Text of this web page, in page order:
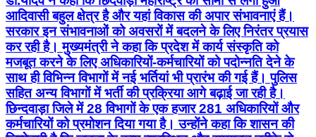
आदिवासी बहुल क्षेत्र है और यहां विकास की अपार संभावनाएं हैं।
सरकार इन संभावनाओं को अवसरों में बदलने के लिए निरंतर प्रयास
कर रही है। मुख्यमंत्री ने कहा कि प्रदेश में कार्य संस्कृति को
मजबूत करने के लिए अधिकारियों-कर्मचारियों को पदोन्नति देने के
साथ ही विभिन्न विभागों में नई भर्तियां भी प्रारंभ की गई हैं। पुलिस
सहित अन्य विभागों में भर्ती की प्रक्रिया आगे बढ़ाई जा रही है।
छिन्दवाड़ा जिले में 28 विभागों के एक हजार 281 अधिकारियों और
कर्मचारियों को प्रमोशन दिया गया है। उन्होंने कहा कि शासन की